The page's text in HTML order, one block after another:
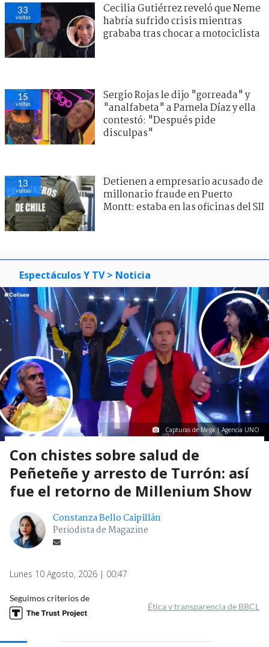
33
visitas
Cecilia Gutiérrez reveló que Neme
habría sufrido crisis mientras
grababa tras chocar a motociclista
15
visitas
Sergio Rojas le dijo "gorreada" y
"analfabeta" a Pamela Díaz y ella
contestó: "Después pide
disculpas"
13
visitas
Detienen a empresario acusado de
millonario fraude en Puerto
Montt: estaba en las oficinas del SII
Espectáculos Y TV > Noticia
Capturas de Mega | Agencia UNO
Con chistes sobre salud de
Peñeteñe y arresto de Turrón: así
fue el retorno de Millenium Show
Constanza Bello Caipillán
Periodista de Magazine
Lunes 10 Agosto, 2026 | 00:47
Seguimos criterios de
Ética y transparencia de BBCL